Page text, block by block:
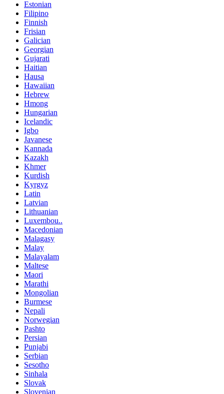
Estonian
Filipino
Finnish
Frisian
Galician
Georgian
Gujarati
Haitian
Hausa
Hawaiian
Hebrew
Hmong
Hungarian
Icelandic
Igbo
Javanese
Kannada
Kazakh
Khmer
Kurdish
Kyrgyz
Latin
Latvian
Lithuanian
Luxembou..
Macedonian
Malagasy
Malay
Malayalam
Maltese
Maori
Marathi
Mongolian
Burmese
Nepali
Norwegian
Pashto
Persian
Punjabi
Serbian
Sesotho
Sinhala
Slovak
Slovenian